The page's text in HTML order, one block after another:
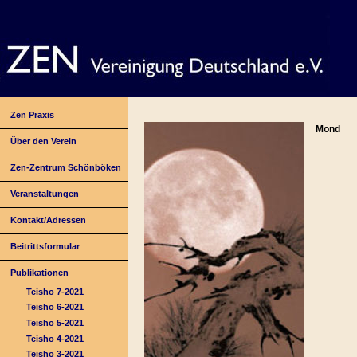
Zen Praxis
Über den Verein
Zen-Zentrum Schönböken
Veranstaltungen
Kontakt/Adressen
Beitrittsformular
Publikationen
Teisho 7-2021
Teisho 6-2021
Teisho 5-2021
Teisho 4-2021
Teisho 3-2021
Mond